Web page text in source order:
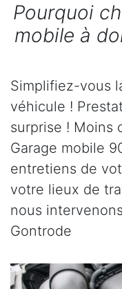
Pourquoi
mobile à
Simplifiez-vous
véhicule !
surprise ! Moins
Garage mobile
entretiens de
votre lieux de
nous
Gontrode